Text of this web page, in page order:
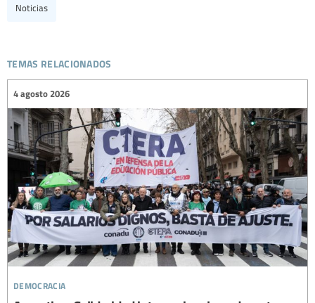
Noticias
temas relacionados
democracia
4 agosto 2026